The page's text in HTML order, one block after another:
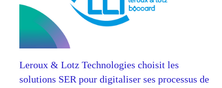
Leroux & Lotz Technologies choisit les
solutions SER pour digitaliser ses processus de